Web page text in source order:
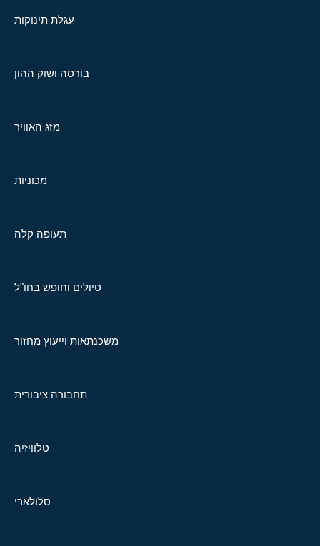
עגלת תינוקות
בורסה ושוק ההון
מזג האוויר
מכוניות
תעופה קלה
טיולים וחופש בחו"ל
משכנתאות וייעוץ מחזור
תחבורה ציבורית
טלוויזיה
סלולארי